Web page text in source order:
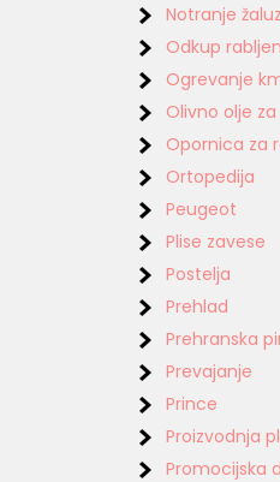
Notranje
Odkup
Ogrevanje
Olivno olje
Opornica za
Ortopedija
Peugeot
Plise zavese
Postelja
Prehlad
Prehranska
Prevajanje
Prince
Proizvodnja
Promocijska